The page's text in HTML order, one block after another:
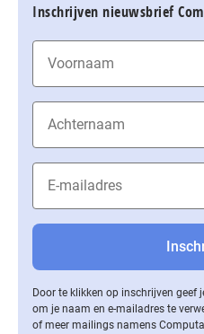
Inschrijven nieuwsbrief
Door te klikken op inschrijven geef
om je naam en e-mailadres te
of meer mailings namens